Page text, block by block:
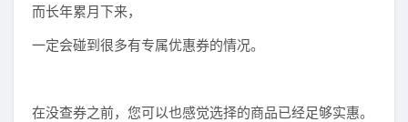
而长年累月下来，
一定会碰到很多有专属优惠券的情况。
在没查券之前，您可以也感觉选择的商品已经足够实惠。